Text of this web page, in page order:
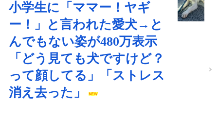
小学生に「ママー！ヤギ
ー！」と言われた愛犬→と
んでもない姿が480万表示
「どう見ても犬ですけど？
って顔してる」「ストレス
消え去った」